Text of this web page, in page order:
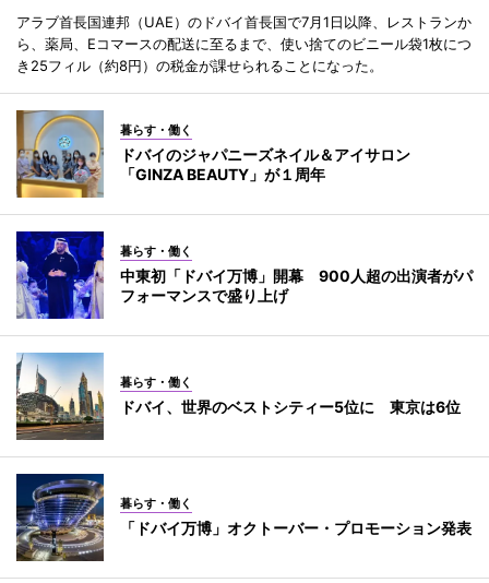
アラブ首長国連邦（UAE）のドバイ首長国で7月1日以降、レストランか
ら、薬局、Eコマースの配送に至るまで、使い捨てのビニール袋1枚につ
き25フィル（約8円）の税金が課せられることになった。
暮らす・働く
ドバイのジャパニーズネイル＆アイサロン
「GINZA BEAUTY」が１周年
暮らす・働く
中東初「ドバイ万博」開幕 900人超の出演者がパ
フォーマンスで盛り上げ
暮らす・働く
ドバイ、世界のベストシティー5位に 東京は6位
暮らす・働く
「ドバイ万博」オクトーバー・プロモーション発表